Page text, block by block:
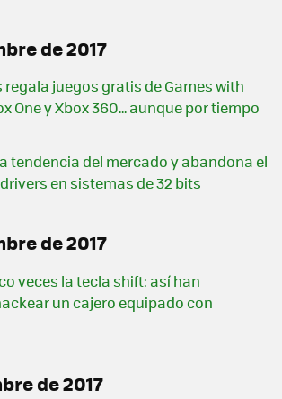
de 2017
juegos gratis de Games with
One y Xbox 360... aunque por tiempo
tendencia del mercado y abandona el
en sistemas de 32 bits
de 2017
veces la tecla shift: así han
un cajero equipado con
de 2017